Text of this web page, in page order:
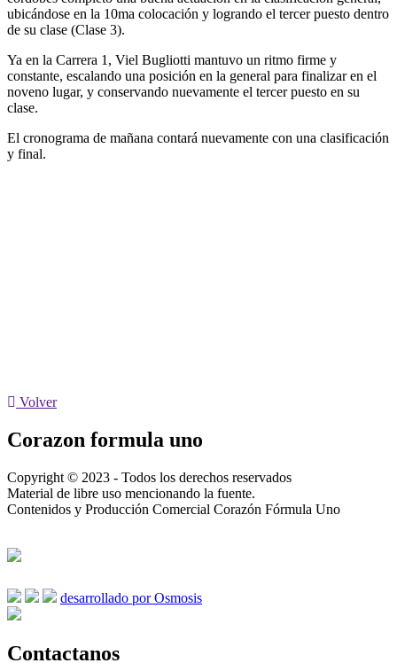
ubicándose en la 10ma colocación y logrando el tercer puesto dentro
de su clase (Clase 3).
Ya en la Carrera 1, Viel Bugliotti mantuvo un ritmo firme y
constante, escalando una posición en la general para finalizar en el
noveno lugar, y conservando nuevamente el tercer puesto en su
clase.
El cronograma de mañana contará nuevamente con una clasificación
y final.
Volver
Corazon formula uno
Copyright © 2023 - Todos los derechos reservados
Material de libre uso mencionando la fuente.
Contenidos y Producción Comercial Corazón Fórmula Uno
desarrollado por Osmosis
Contactanos